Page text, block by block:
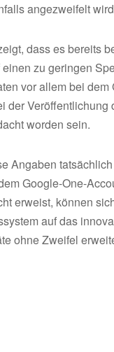
angezweifelt
dass es bereits
zu geringen
vor allem bei
der
worden sein.
Angaben
Google-One-
erweist, können
auf das
ohne Zweifel